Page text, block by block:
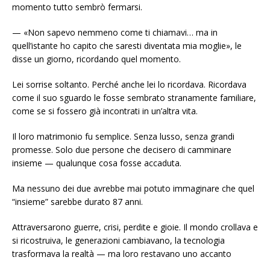
momento tutto sembrò fermarsi.
— «Non sapevo nemmeno come ti chiamavi… ma in
quell’istante ho capito che saresti diventata mia moglie», le
disse un giorno, ricordando quel momento.
Lei sorrise soltanto. Perché anche lei lo ricordava. Ricordava
come il suo sguardo le fosse sembrato stranamente familiare,
come se si fossero già incontrati in un’altra vita.
Il loro matrimonio fu semplice. Senza lusso, senza grandi
promesse. Solo due persone che decisero di camminare
insieme — qualunque cosa fosse accaduta.
Ma nessuno dei due avrebbe mai potuto immaginare che quel
“insieme” sarebbe durato 87 anni.
Attraversarono guerre, crisi, perdite e gioie. Il mondo crollava e
si ricostruiva, le generazioni cambiavano, la tecnologia
trasformava la realtà — ma loro restavano uno accanto